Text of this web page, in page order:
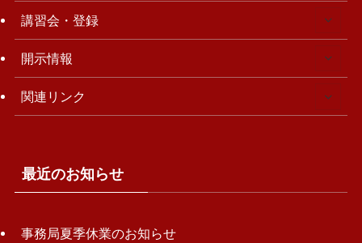
講習会・登録
開示情報
関連リンク
最近のお知らせ
事務局夏季休業のお知らせ